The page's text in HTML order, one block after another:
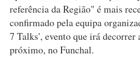
referência da Região" é mais
confirmado pela equipa
7 Talks', evento que irá decorrer
próximo, no Funchal.